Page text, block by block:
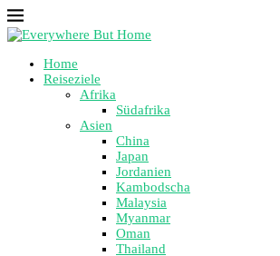
Home
Reiseziele
Afrika
Südafrika
Asien
China
Japan
Jordanien
Kambodscha
Malaysia
Myanmar
Oman
Thailand